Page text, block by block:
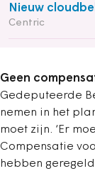
Nieuw
Centric
Geen
Gedeputeerde
nemen in het
moet zijn. ‘Er
Compensatie
hebben